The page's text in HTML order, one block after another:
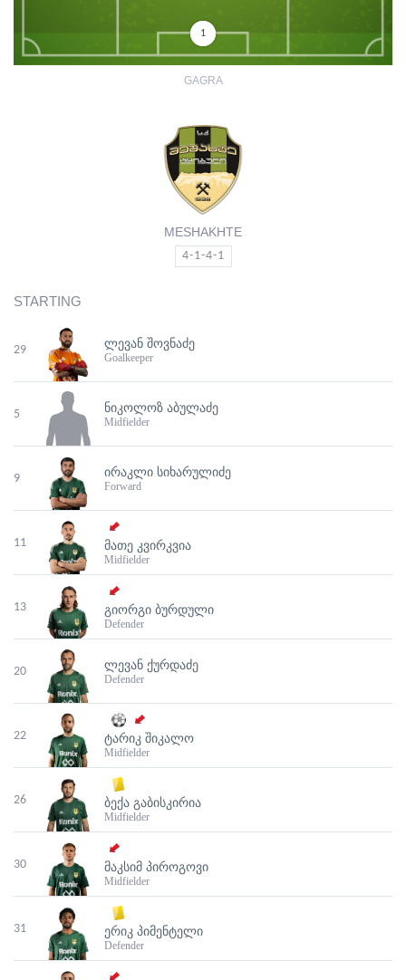
MESHAKHTE
4-1-4-1
STARTING
29 ᲚᲔᲕᲐᲜ ᲨᲝᲕᲜᲐᲫᲔ
Goalkeeper
5 ᲜᲘᲙᲝᲚᲝᲖ ᲐᲑᲣᲚᲐᲫᲔ
Midfielder
9 ᲘᲠᲐᲙᲚᲘ ᲡᲘᲮᲐᲠᲣᲚᲘᲫᲔ
Forward
11 ᲛᲐᲗᲔ ᲙᲕᲘᲠᲙᲕᲘᲐ
Midfielder
13 ᲒᲘᲝᲠᲒᲘ ᲑᲣᲠᲓᲣᲚᲘ
Defender
20 ᲚᲔᲕᲐᲜ ᲥᲣᲠᲓᲐᲫᲔ
Defender
22 ᲢᲐᲠᲘᲙ ᲨᲘᲙᲐᲚᲝ
Midfielder
26 ᲑᲔᲥᲐ ᲒᲐᲑᲘᲡᲙᲘᲠᲘᲐ
Midfielder
30 ᲛᲐᲙᲡᲘᲛ ᲞᲘᲠᲝᲒᲝᲕᲘ
Midfielder
31 ᲔᲠᲘᲙ ᲞᲘᲛᲔᲜᲢᲔᲚᲘ
Defender
1
GAGRA